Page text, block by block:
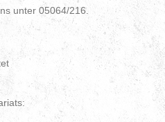
unter 05064/216.